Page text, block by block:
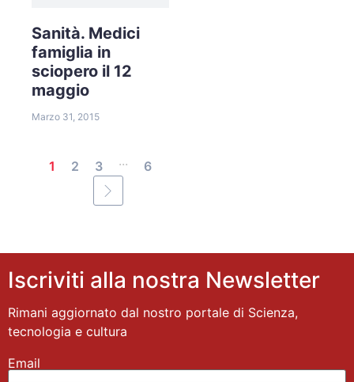
Sanità. Medici
famiglia in
sciopero il 12
maggio
Marzo 31, 2015
1 2 3 ... 6
Iscriviti alla nostra Newsletter
Rimani aggiornato dal nostro portale di Scienza,
tecnologia e cultura
Email